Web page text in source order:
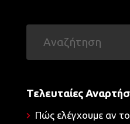
Τελευταίες
Πώς ελέγχουμε αν το